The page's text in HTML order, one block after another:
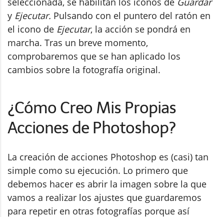
y Ejecutar. Pulsando con el puntero del ratón en
el icono de Ejecutar, la acción se pondrá en
marcha. Tras un breve momento,
comprobaremos que se han aplicado los
cambios sobre la fotografía original.
¿Cómo Creo Mis Propias
Acciones de Photoshop?
La creación de acciones Photoshop es (casi) tan
simple como su ejecución. Lo primero que
debemos hacer es abrir la imagen sobre la que
vamos a realizar los ajustes que guardaremos
para repetir en otras fotografías porque así